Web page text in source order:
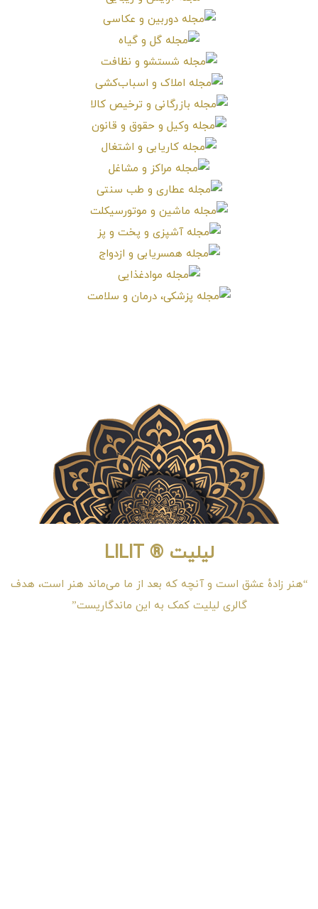
لیلیت ® LILIT
“هنر زادهٔ عشق است و آنچه که بعد از ما می‌ماند هنر است، هدف
گالری لیلیت کمک به این ماندگاریست”